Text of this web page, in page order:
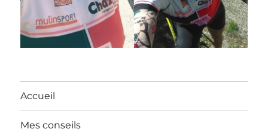
Accueil
Mes conseils